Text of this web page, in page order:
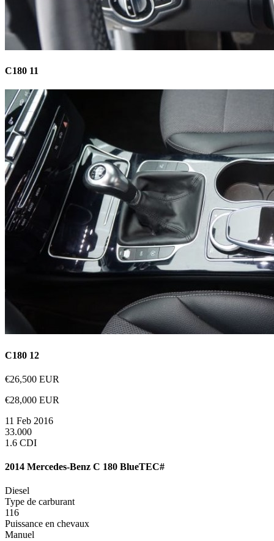
C180 11
C180 12
€26,500 EUR
€28,000 EUR
11 Feb 2016
33.000
1.6 CDI
2014 Mercedes-Benz C 180 BlueTEC#
Diesel
Type de carburant
116
Puissance en chevaux
Manuel